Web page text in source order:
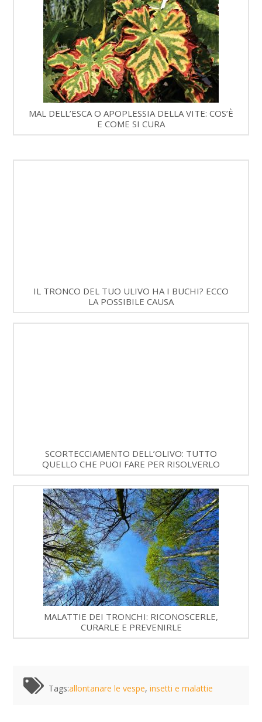
MAL DELL’ESCA O APOPLESSIA DELLA VITE: COS’È
E COME SI CURA
IL TRONCO DEL TUO ULIVO HA I BUCHI? ECCO
LA POSSIBILE CAUSA
SCORTECCIAMENTO DELL’OLIVO: TUTTO
QUELLO CHE PUOI FARE PER RISOLVERLO
MALATTIE DEI TRONCHI: RICONOSCERLE,
CURARLE E PREVENIRLE
Tags:allontanare le vespe,insetti e malattie